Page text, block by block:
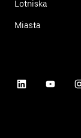
Lotniska
Miasta